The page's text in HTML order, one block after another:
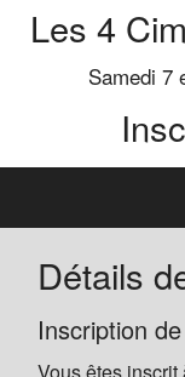
Les 4
Samedi 7
Inscription
Préinscrits
Détails
Inscription